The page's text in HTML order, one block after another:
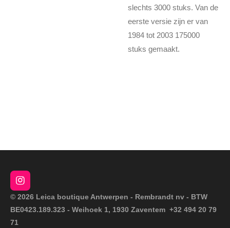
slechts 3000 stuks. Van de
eerste versie zijn er van
1984 tot 2003 175000
stuks gemaakt.
I
n
t
© 2026 Leica boutique Antwerpen - Rembrandt nv - BTW
BE0423.189.323 - Weihoek 1, 1930 Zaventem +32 494 20 79
71